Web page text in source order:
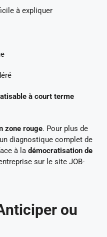
à expliquer
à court terme
zone rouge. Pour plus de
diagnostique complet de
à la démocratisation de
sur le site JOB-
ou